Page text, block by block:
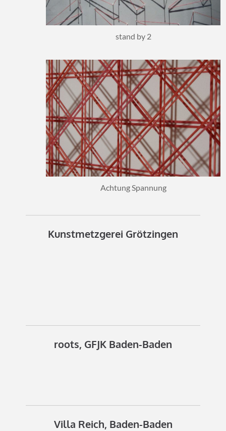
stand by 2
Achtung Spannung
Kunstmetzgerei Grötzingen
roots, GFJK Baden-Baden
Villa Reich, Baden-Baden